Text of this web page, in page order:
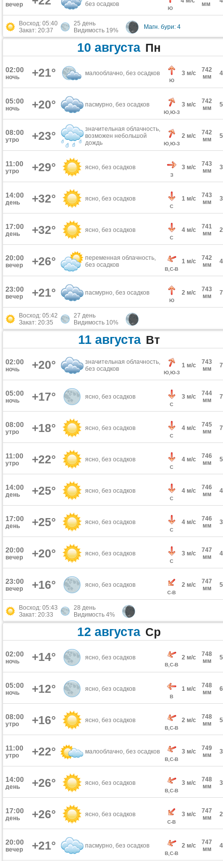
вечер
без осадков
Ю
мм
Восход: 05:40
Закат: 20:37
25 день
Видимость 19%
Магн. бури: 4
10 августа Пн
02:00
ночь +21° малооблачно, без осадков
Ю
3 м/с
742
мм
05:00
ночь +20° пасмурно, без осадков
Ю,Ю-З
3 м/с
742
мм
08:00
утро +23°
значительная облачность,
возможен небольшой
дождь
Ю,Ю-З
2 м/с
742
мм
11:00
утро +29° ясно, без осадков
З
3 м/с
743
мм
14:00
день +32° ясно, без осадков
С
1 м/с
743
мм
17:00
день +32° ясно, без осадков
С
4 м/с
741
мм
20:00
вечер +26°
переменная облачность,
без осадков
В,С-В
1 м/с
742
мм
23:00
вечер +21° пасмурно, без осадков
Ю
2 м/с
743
мм
Восход: 05:42
Закат: 20:35
27 день
Видимость 10%
11 августа Вт
02:00
ночь +20°
значительная облачность,
без осадков
Ю,Ю-З
1 м/с
743
мм
05:00
ночь +17° ясно, без осадков
С
3 м/с
744
мм
08:00
утро +18° ясно, без осадков
С
4 м/с
745
мм
11:00
утро +22° ясно, без осадков
С
4 м/с
746
мм
14:00
день +25° ясно, без осадков
С
4 м/с
746
мм
17:00
день +25° ясно, без осадков
С
4 м/с
746
мм
20:00
вечер +20° ясно, без осадков
С
3 м/с
747
мм
23:00
вечер +16° ясно, без осадков
С-В
2 м/с
747
мм
Восход: 05:43
Закат: 20:33
28 день
Видимость 4%
12 августа Ср
02:00
ночь +14° ясно, без осадков
В,С-В
2 м/с
748
мм
05:00
ночь +12° ясно, без осадков
В
1 м/с
748
мм
08:00
утро +16° ясно, без осадков
В,С-В
2 м/с
748
мм
11:00
утро +22° малооблачно, без осадков
В,С-В
3 м/с
749
мм
14:00
день +26° ясно, без осадков
В,С-В
3 м/с
748
мм
17:00
день +26° ясно, без осадков
С-В
3 м/с
747
мм
20:00
вечер +21° пасмурно, без осадков
В,С-В
2 м/с
747
мм